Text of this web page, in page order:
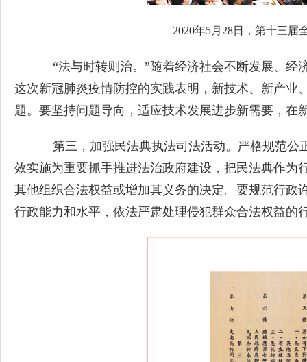
2020年5月28日，第十三
“法与时转则治。”随着经济社会不断发展、经
这次新冠肺炎疫情防控的实践表明，新技术、新产
题。要坚持问题导向，适应技术发展进步新需要，在
第三，加强民法典执法司法活动。严格规范公
效实施为重要抓手推进法治政府建设，把民法典作
其他组织合法权益或增加其义务的决定。要规范行
行政能力和水平，依法严肃处理侵犯群众合法权益的